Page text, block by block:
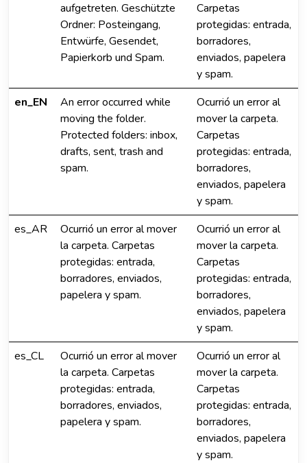
aufgetreten. Geschützte
Ordner: Posteingang,
Entwürfe, Gesendet,
Papierkorb und Spam.
Carpetas
protegidas: entrada,
borradores,
enviados, papelera
y spam.
en_EN
An error occurred while
moving the folder.
Protected folders: inbox,
drafts, sent, trash and
spam.
Ocurrió un error al
mover la carpeta.
Carpetas
protegidas: entrada,
borradores,
enviados, papelera
y spam.
es_AR
Ocurrió un error al mover
la carpeta. Carpetas
protegidas: entrada,
borradores, enviados,
papelera y spam.
Ocurrió un error al
mover la carpeta.
Carpetas
protegidas: entrada,
borradores,
enviados, papelera
y spam.
es_CL
Ocurrió un error al mover
la carpeta. Carpetas
protegidas: entrada,
borradores, enviados,
papelera y spam.
Ocurrió un error al
mover la carpeta.
Carpetas
protegidas: entrada,
borradores,
enviados, papelera
y spam.